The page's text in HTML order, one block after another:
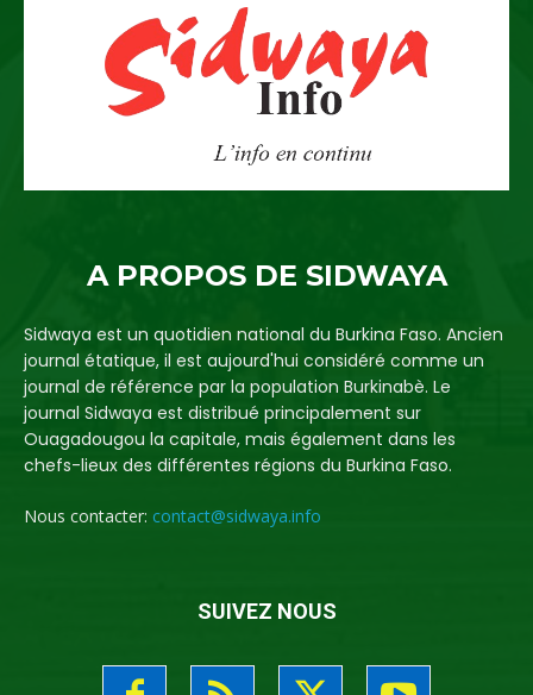
A PROPOS DE SIDWAYA
Sidwaya est un quotidien national du Burkina Faso. Ancien
journal étatique, il est aujourd'hui considéré comme un
journal de référence par la population Burkinabè. Le
journal Sidwaya est distribué principalement sur
Ouagadougou la capitale, mais également dans les
chefs-lieux des différentes régions du Burkina Faso.
Nous contacter: contact@sidwaya.info
SUIVEZ NOUS